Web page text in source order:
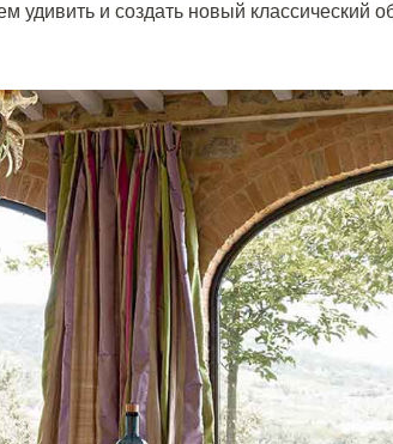
удивить и создать новый классический